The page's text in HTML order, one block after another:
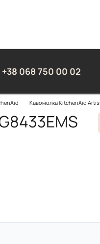
+38 068 750 00 02
Кавомолка KitchenAid